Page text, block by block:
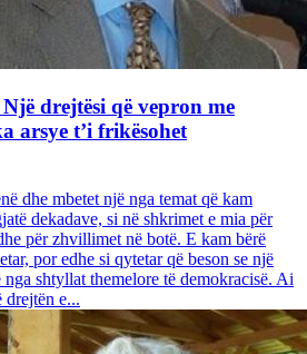
drejtësi që vepron me
arsye t’i frikësohet
dhe mbetet një nga temat që kam
dekadave, si në shkrimet e mia për
për zhvillimet në botë. E kam bërë
por edhe si qytetar që beson se një
shtyllat themelore të demokracisë. Ai
drejtën e...